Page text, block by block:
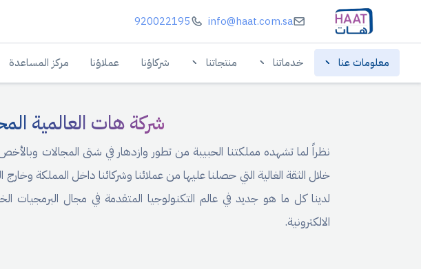
info@haat.com.sa
920022195
معلومات عنا خدماتنا منتجاتنا شركاؤنا عملاؤنا مركز المساعدة
شركة هات العالمية
نظراً لما تشهده مملكتنا الحبيبة من تطور وازدهار في شتى المجالات
لدينا كل ما هو جديد في عالم التكنولوجيا المتقدمة في مجال البرمجيات
الالكترونية.